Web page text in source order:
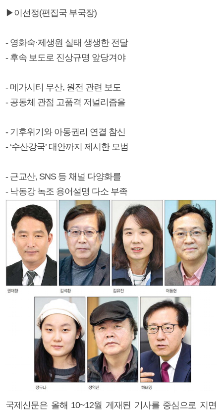
▶이선정(편집국 부국장)
- 영화숙·제생원 실태 생생한 전달
- 후속 보도로 진상규명 앞당겨야
- 메가시티 무산, 원전 관련 보도
- 공동체 관점 고품격 저널리즘을
- 기후위기와 아동권리 연결 참신
- ‘수산강국’ 대안까지 제시한 모범
- 근교산, SNS 등 채널 다양화를
- 낙동강 녹조 용어설명 다소 부족
국제신문은 올해 10~12월 게재된 기사를 중심으로 지면